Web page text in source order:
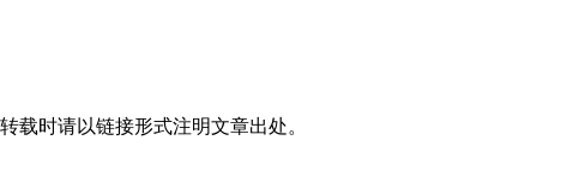
载时请以链接形式注明文章出处。